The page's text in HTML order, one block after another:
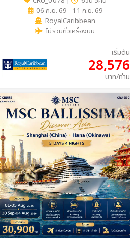
06 ก.ย. 69 - 11 ก.ย. 69
RoyalCaribbean
ไม่รวมตั๋วเครื่องบิน
เริ่มต้น
28,576
บาท/ท่าน